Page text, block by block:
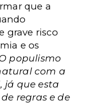
que a
grave risco
e os
populismo
com a
já que esta
regras e de